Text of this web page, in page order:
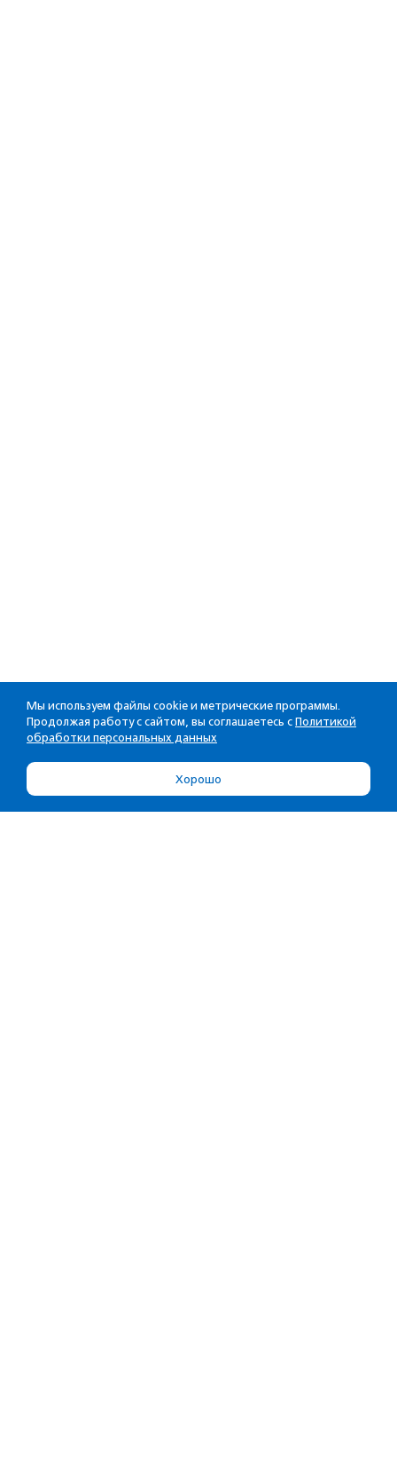
Мы используем файлы cookie и метрические программы.
Продолжая работу с сайтом, вы соглашаетесь с Политикой
обработки персональных данных
Хорошо